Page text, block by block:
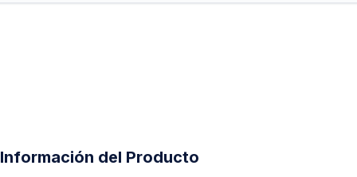
Información del Producto